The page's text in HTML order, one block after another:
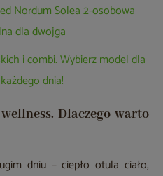
Nordum Solea 2-osobowa
dla dwojga
i combi. Wybierz model dla
dnia!
Dlaczego warto
dniu – ciepło otula ciało,